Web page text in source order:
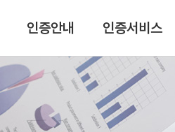
인증안내 인증서비스